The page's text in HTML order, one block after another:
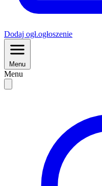
Dodaj ogł.ogłoszenie
Menu
Menu